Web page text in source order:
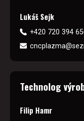
Lukáš Sejk
+420 720 394
Technolog
Filip Hamr